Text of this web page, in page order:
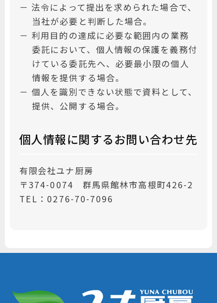
－ 法令によって提出を求められた場合で、
当社が必要と判断した場合。
－ 利用目的の達成に必要な範囲内の業務
委託において、個人情報の保護を義務付
けている委託先へ、必要最小限の個人
情報を提供する場合。
－ 個人を識別できない状態で資料として、
提供、公開する場合。
個人情報に関するお問い合わせ先
有限会社ユナ厨房
〒374-0074 群馬県館林市高根町426-2
TEL：0276-70-7096